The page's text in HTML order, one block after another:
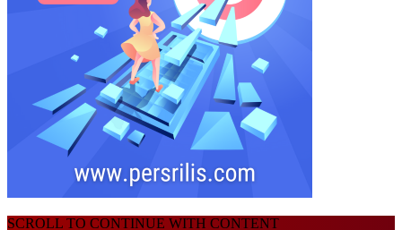
SCROLL TO CONTINUE WITH CONTENT